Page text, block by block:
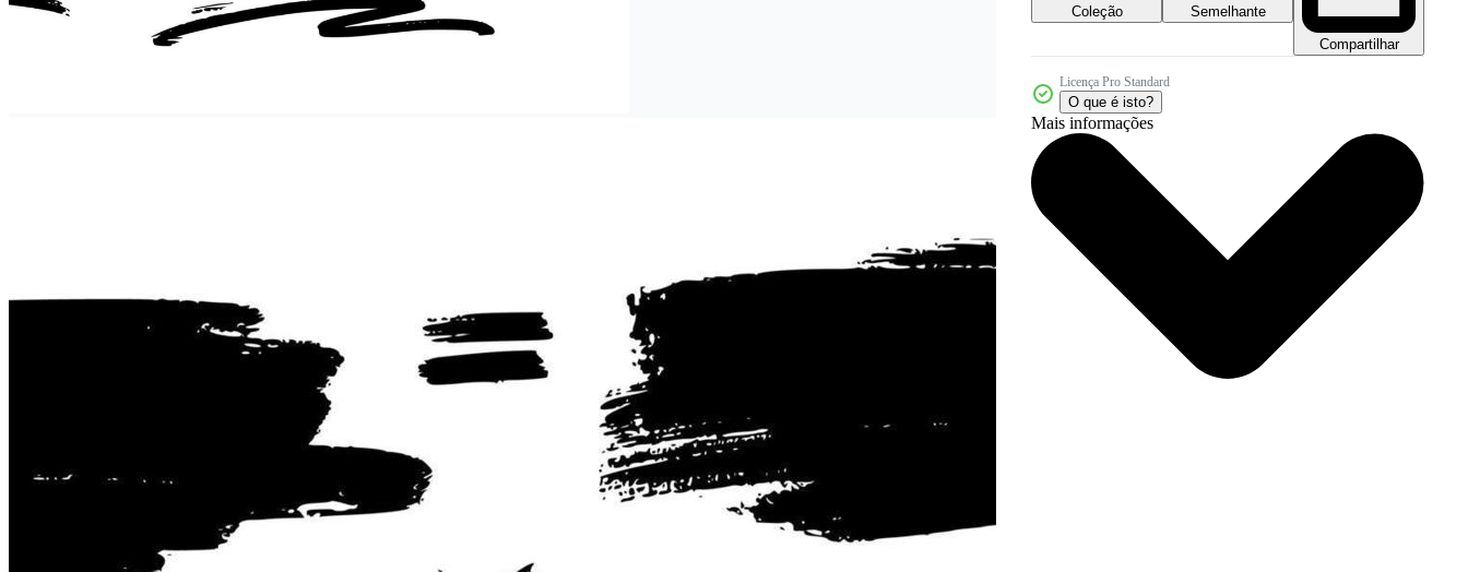
Coleção
Semelhante
Compartilhar
Licença Pro Standard
O que é isto?
Mais informações